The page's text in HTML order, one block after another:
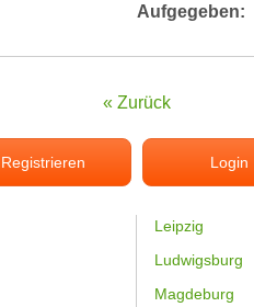
Aufgegeben:
« Zurück
Registrieren Login
Leipzig
Ludwigsburg
Magdeburg